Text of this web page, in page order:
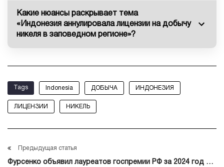
Какие нюансы раскрывает тема
«Индонезия аннулировала лицензии на добычу
никеля в заповедном регионе»?
Tags Indonesia ДОБЫЧА ИНДОНЕЗИЯ
ЛИЦЕНЗИИ НИКЕЛЬ
Предыдущая статья
Фурсенко объявил лауреатов госпремии РФ за 2024 год в